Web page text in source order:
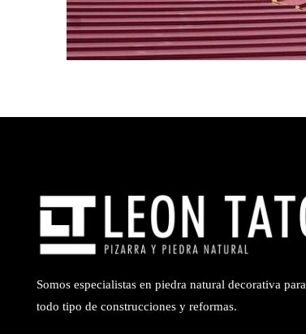
Somos especialistas en piedra natural decorativa para
todo tipo de construcciones y reformas.